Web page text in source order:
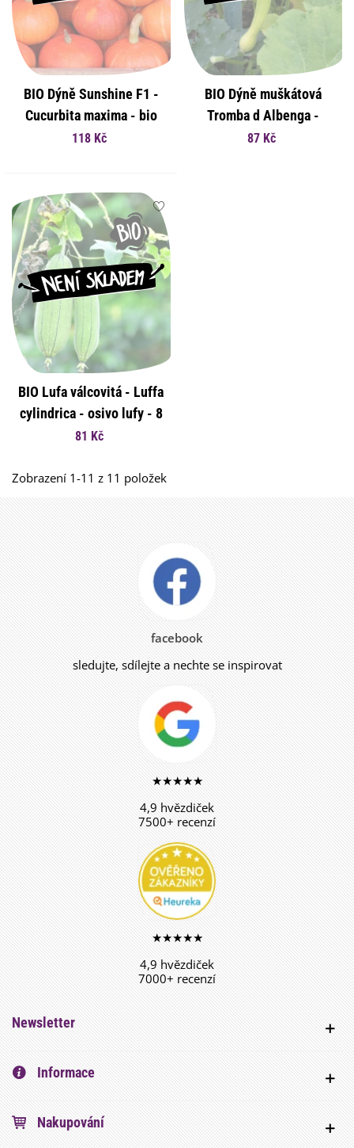
BIO Dýně Sunshine F1 -
Cucurbita maxima - bio
osivo dýně - 6 ks
118 Kč
BIO Dýně muškátová
Tromba d Albenga -
Cucurbita moschata - bio
87 Kč
BIO Lufa válcovitá - Luffa
cylindrica - osivo lufy - 8
ks
81 Kč
Zobrazení 1-11 z 11 položek
facebook
sledujte, sdílejte a nechte se inspirovat
★★★★★
4,9 hvězdiček
7500+ recenzí
★★★★★
4,9 hvězdiček
7000+ recenzí
Newsletter
Informace
Nakupování